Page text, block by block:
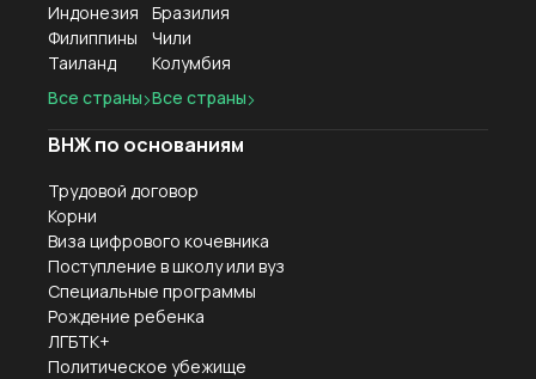
Индонезия
Филиппины
Таиланд
Все страны
Бразилия
Чили
Колумбия
Все страны
ВНЖ по основаниям
Трудовой договор
Корни
Виза цифрового кочевника
Поступление в школу или вуз
Специальные программы
Рождение ребенка
ЛГБТК+
Политическое убежище